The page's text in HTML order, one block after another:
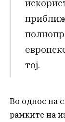
тој.
Во однос на
рамките на